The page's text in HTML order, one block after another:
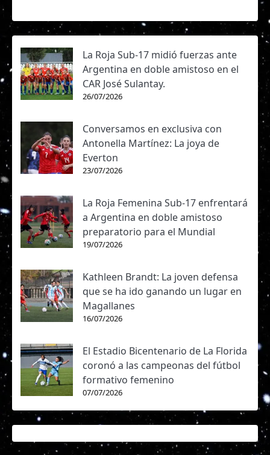
La Roja Sub-17 midió fuerzas ante
Argentina en doble amistoso en el
CAR José Sulantay.
26/07/2026
Conversamos en exclusiva con
Antonella Martínez: La joya de
Everton
23/07/2026
La Roja Femenina Sub-17 enfrentará
a Argentina en doble amistoso
preparatorio para el Mundial
19/07/2026
Kathleen Brandt: La joven defensa
que se ha ido ganando un lugar en
Magallanes
16/07/2026
El Estadio Bicentenario de La Florida
coronó a las campeonas del fútbol
formativo femenino
07/07/2026